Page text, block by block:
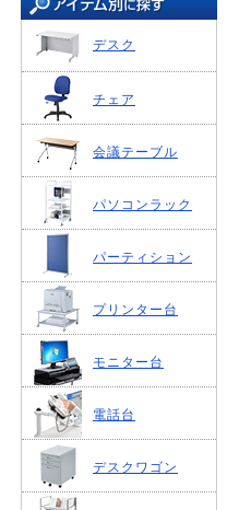
デスク
チェア
会議テーブル
パソコンラック
パーティション
プリンター台
モニター台
電話台
デスクワゴン